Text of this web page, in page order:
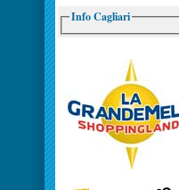
Info Cagliari